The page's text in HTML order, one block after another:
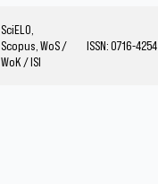
SciELO,
Scopus, WoS /
WoK / ISI
ISSN: 0716-4254